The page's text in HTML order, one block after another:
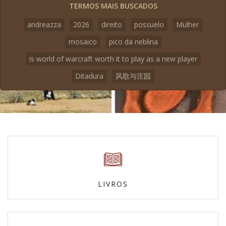
TERMOS MAIS BUSCADOS
andreazza
2026 direito possuelo
Mulher
mosaico
pico da neblina
is world of warcraft worth it to play as a new player
Ditadura
风歌与庄园
LIVROS